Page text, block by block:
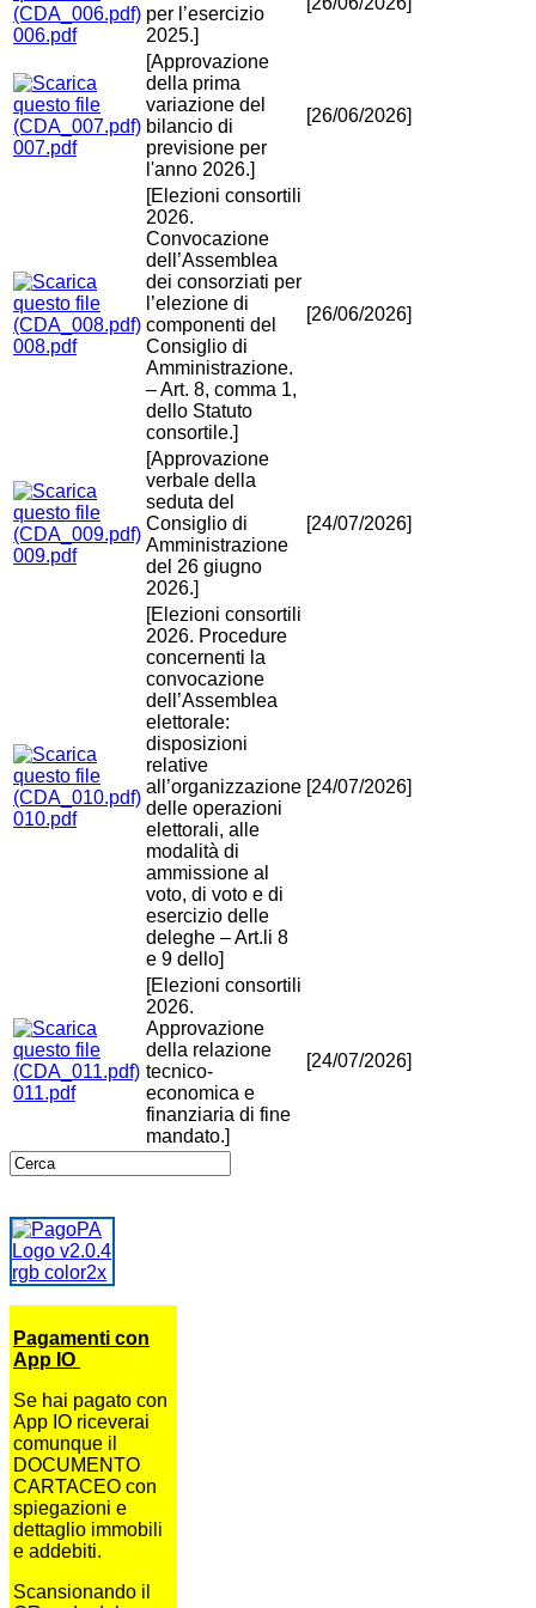
006.pdf
per l’esercizio
2025.]
007.pdf
[Approvazione
della prima
variazione del
bilancio di
previsione per
l'anno 2026.]
[26/06/2026]
008.pdf
[Elezioni consortili
2026.
Convocazione
dell’Assemblea
dei consorziati per
l’elezione di
componenti del
Consiglio di
Amministrazione.
– Art. 8, comma 1,
dello Statuto
consortile.]
[26/06/2026]
009.pdf
[Approvazione
verbale della
seduta del
Consiglio di
Amministrazione
del 26 giugno
2026.]
[24/07/2026]
010.pdf
[Elezioni consortili
2026. Procedure
concernenti la
convocazione
dell’Assemblea
elettorale:
disposizioni
relative
all’organizzazione
delle operazioni
elettorali, alle
modalità di
ammissione al
voto, di voto e di
esercizio delle
deleghe – Art.li 8
e 9 dello]
[24/07/2026]
011.pdf
[Elezioni consortili
2026.
Approvazione
della relazione
tecnico-
economica e
finanziaria di fine
mandato.]
[24/07/2026]
Pagamenti con
App IO
Se hai pagato con
App IO riceverai
comunque il
DOCUMENTO
CARTACEO con
spiegazioni e
dettaglio immobili
e addebiti.
Scansionando il